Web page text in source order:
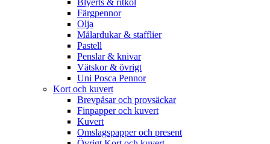
Blyerts & ritkol
Färgpennor
Olja
Målardukar & stafflier
Pastell
Penslar & knivar
Vätskor & övrigt
Uni Posca Pennor
Kort och kuvert
Brevpåsar och provsäckar
Finpapper och kuvert
Kuvert
Omslagspapper och present